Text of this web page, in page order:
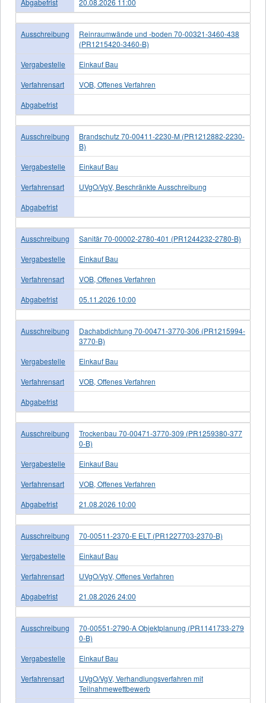
Abgabefrist 20.08.2026 11:00
Ausschreibung
Reinraumwände und -boden 70-00321-3460-438
(PR1215420-3460-B)
Vergabestelle
Einkauf Bau
Verfahrensart
VOB, Offenes Verfahren
Abgabefrist
Ausschreibung
Brandschutz 70-00411-2230-M (PR1212882-2230-
B)
Vergabestelle
Einkauf Bau
Verfahrensart
UVgO/VgV, Beschränkte Ausschreibung
Abgabefrist
Ausschreibung
Sanitär 70-00002-2780-401 (PR1244232-2780-B)
Vergabestelle
Einkauf Bau
Verfahrensart
VOB, Offenes Verfahren
Abgabefrist
05.11.2026 10:00
Ausschreibung
Dachabdichtung 70-00471-3770-306 (PR1215994-
3770-B)
Vergabestelle
Einkauf Bau
Verfahrensart
VOB, Offenes Verfahren
Abgabefrist
Ausschreibung
Trockenbau 70-00471-3770-309 (PR1259380-377
0-B)
Vergabestelle
Einkauf Bau
Verfahrensart
VOB, Offenes Verfahren
Abgabefrist
21.08.2026 10:00
Ausschreibung
70-00511-2370-E ELT (PR1227703-2370-B)
Vergabestelle
Einkauf Bau
Verfahrensart
UVgO/VgV, Offenes Verfahren
Abgabefrist
21.08.2026 24:00
Ausschreibung
70-00551-2790-A Objektplanung (PR1141733-279
0-B)
Vergabestelle
Einkauf Bau
Verfahrensart
UVgO/VgV, Verhandlungsverfahren mit
Teilnahmewettbewerb